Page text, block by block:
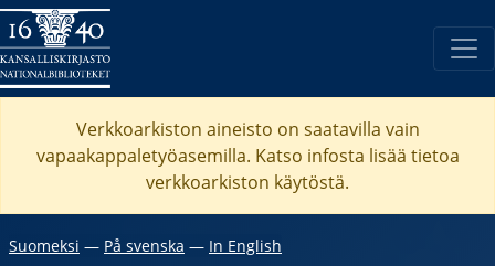
Verkkoarkiston aineisto on saatavilla vain
vapaakappaletyöasemilla. Katso infosta lisää tietoa
verkkoarkiston käytöstä.
Suomeksi ― På svenska ― In English